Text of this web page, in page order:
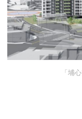
「埔